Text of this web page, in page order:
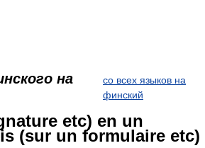
на
со всех языков на
финский
etc) en un
(sur un formulaire etc)